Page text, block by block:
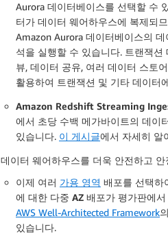
Aurora 데이터베이스를 선택할 수
터가 데이터 웨어하우스에 복제되
Amazon Aurora 데이터베이스의
석을 실행할 수 있습니다. 트랜잭
뷰, 데이터 공유, 여러 데이터 스토
활용하여 트랜잭션 및 기타 데이터
Amazon Redshift Streaming
에서 초당 수백 메가바이트의 데이
있습니다. 이 게시글에서 자세히 알
데이터 웨어하우스를 더욱 안전하고 안
이제 여러 가용 영역 배포를 선택하
에 대한 다중 AZ 배포가 평가판에
AWS Well-Architected Framework의
있습니다.